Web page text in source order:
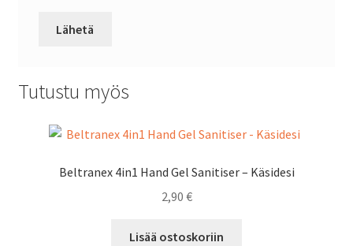
Tutustu myös
Beltranex 4in1 Hand Gel Sanitiser – Käsidesi
2,90 €
Lisää ostoskoriin